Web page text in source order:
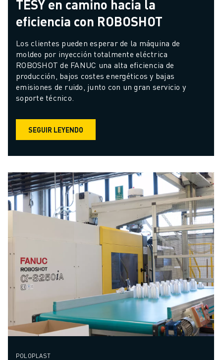
TESY en camino hacia la
eficiencia con ROBOSHOT
Los clientes pueden esperar de la máquina de
moldeo por inyección totalmente eléctrica
ROBOSHOT de FANUC una alta eficiencia de
producción, bajos costes energéticos y bajas
emisiones de ruido, junto con un gran servicio y
soporte técnico.
SEGUIR LEYENDO
POLOPLAST